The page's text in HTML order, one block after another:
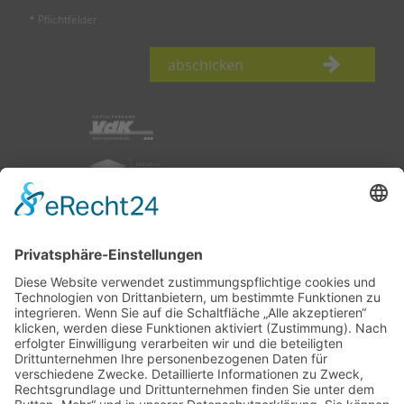
* Pflichtfelder
abschicken